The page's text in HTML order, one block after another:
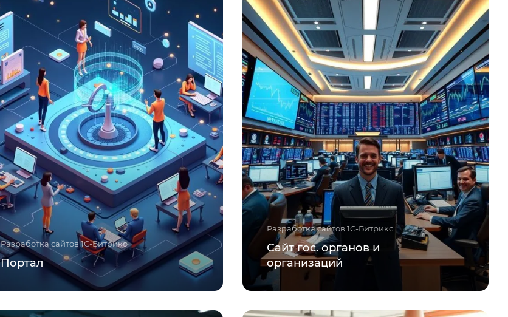
Разработка сайтов 1С-Битрикс
Портал
Разработка сайтов 1С-Битрикс
Сайт гос. органов и
организаций